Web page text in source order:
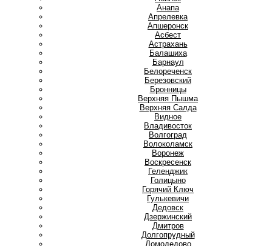
Анапа
Апрелевка
Апшеронск
Асбест
Астрахань
Балашиха
Барнаул
Белореченск
Березовский
Бронницы
Верхняя Пышма
Верхняя Салда
Видное
Владивосток
Волгоград
Волоколамск
Воронеж
Воскресенск
Геленджик
Голицыно
Горячий Ключ
Гулькевичи
Дедовск
Дзержинский
Дмитров
Долгопрудный
Домодедово